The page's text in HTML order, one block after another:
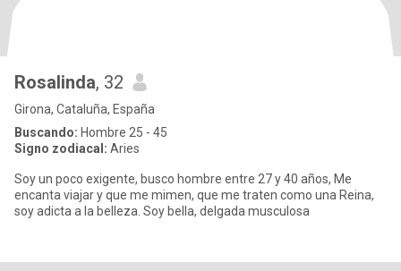
Rosalinda, 32
Girona, Cataluña, España
Buscando: Hombre 25 - 45
Signo zodiacal: Aries
Soy un poco exigente, busco hombre entre 27 y 40 años, Me
encanta viajar y que me mimen, que me traten como una Reina,
soy adicta a la belleza. Soy bella, delgada musculosa